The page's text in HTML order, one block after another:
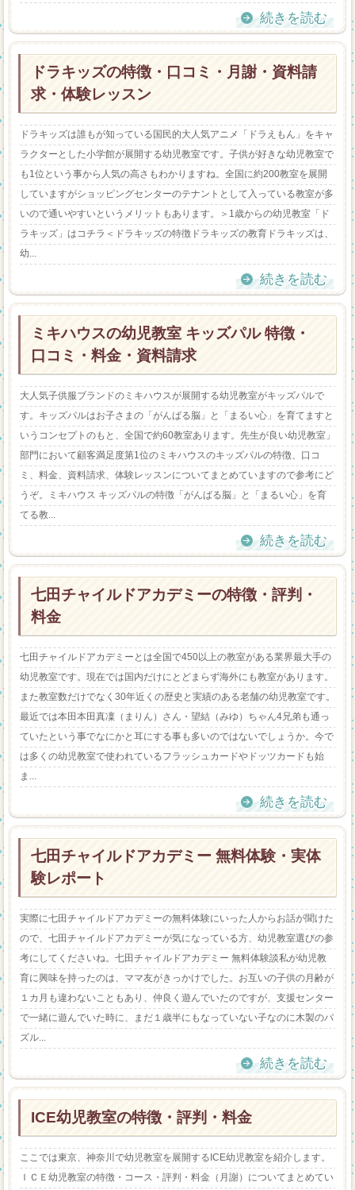
続きを読む
ドラキッズの特徴・口コミ・月謝・資料請
求・体験レッスン
ドラキッズは誰もが知っている国民的大人気アニメ「ドラえもん」をキャ
ラクターとした小学館が展開する幼児教室です。子供が好きな幼児教室で
も1位という事から人気の高さもわかりますね。全国に約200教室を展開
していますがショッピングセンターのテナントとして入っている教室が多
いので通いやすいというメリットもあります。＞1歳からの幼児教室「ド
ラキッズ」はコチラ＜ドラキッズの特徴ドラキッズの教育ドラキッズは、
幼...
続きを読む
ミキハウスの幼児教室 キッズパル 特徴・
口コミ・料金・資料請求
大人気子供服ブランドのミキハウスが展開する幼児教室がキッズパルで
す。キッズパルはお子さまの「がんばる脳」と「まるい心」を育てますと
いうコンセプトのもと、全国で約60教室あります。先生が良い幼児教室」
部門において顧客満足度第1位のミキハウスのキッズパルの特徴、口コ
ミ、料金、資料請求、体験レッスンについてまとめていますので参考にど
うぞ。ミキハウス キッズパルの特徴「がんばる脳」と「まるい心」を育
てる教...
続きを読む
七田チャイルドアカデミーの特徴・評判・
料金
七田チャイルドアカデミーとは全国で450以上の教室がある業界最大手の
幼児教室です。現在では国内だけにとどまらず海外にも教室があります。
また教室数だけでなく30年近くの歴史と実績のある老舗の幼児教室です。
最近では本田本田真凜（まりん）さん・望結（みゆ）ちゃん4兄弟も通っ
ていたという事でなにかと耳にする事も多いのではないでしょうか。今で
は多くの幼児教室で使われているフラッシュカードやドッツカードも始
ま...
続きを読む
七田チャイルドアカデミー 無料体験・実体
験レポート
実際に七田チャイルドアカデミーの無料体験にいった人からお話が聞けた
ので、七田チャイルドアカデミーが気になっている方、幼児教室選びの参
考にしてくださいね。七田チャイルドアカデミー 無料体験談私が幼児教
育に興味を持ったのは、ママ友がきっかけでした。お互いの子供の月齢が
１カ月も違わないこともあり、仲良く遊んでいたのですが、支援センター
で一緒に遊んでいた時に、まだ１歳半にもなっていない子なのに木製のパ
ズル...
続きを読む
ICE幼児教室の特徴・評判・料金
ここでは東京、神奈川で幼児教室を展開するICE幼児教室を紹介します。
ＩＣＥ幼児教室の特徴・コース・評判・料金（月謝）についてまとめてい